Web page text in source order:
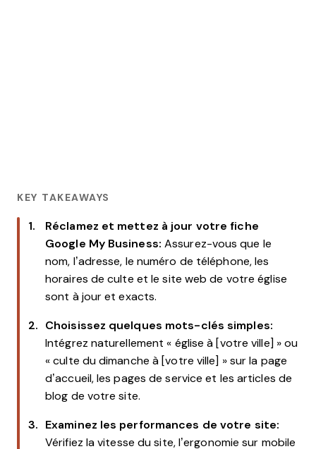
KEY TAKEAWAYS
Réclamez et mettez à jour votre fiche
Google My Business: Assurez-vous que le
nom, l’adresse, le numéro de téléphone, les
horaires de culte et le site web de votre église
sont à jour et exacts.
Choisissez quelques mots-clés simples:
Intégrez naturellement « église à [votre ville] » ou
« culte du dimanche à [votre ville] » sur la page
d’accueil, les pages de service et les articles de
blog de votre site.
Examinez les performances de votre site:
Vérifiez la vitesse du site, l’ergonomie sur mobile